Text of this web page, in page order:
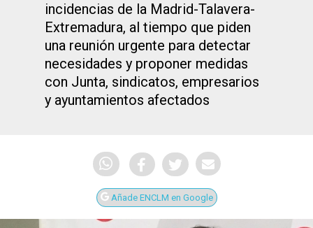
incidencias de la Madrid-Talavera-
Extremadura, al tiempo que piden
una reunión urgente para detectar
necesidades y proponer medidas
con Junta, sindicatos, empresarios
y ayuntamientos afectados
Añade ENCLM en Google